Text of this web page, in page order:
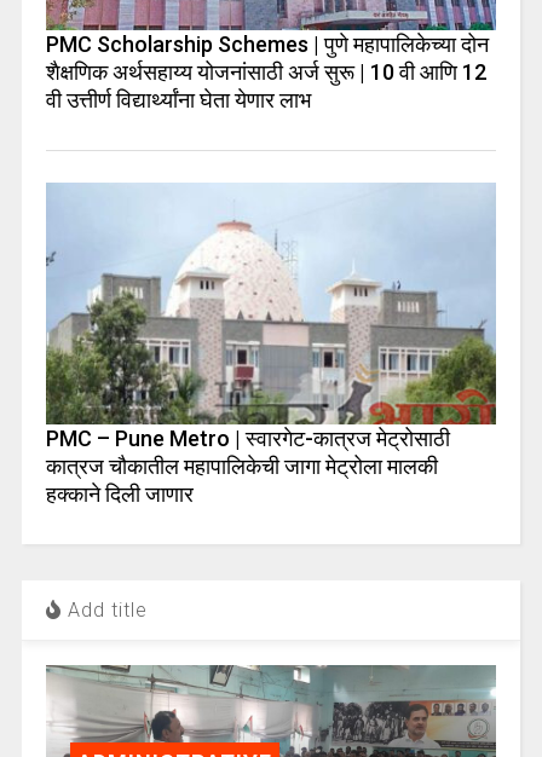
PMC Scholarship Schemes | पुणे महापालिकेच्या दोन
शैक्षणिक अर्थसहाय्य योजनांसाठी अर्ज सुरू | 10 वी आणि 12
वी उत्तीर्ण विद्यार्थ्यांना घेता येणार लाभ
PMC – Pune Metro | स्वारगेट-कात्रज मेट्रोसाठी
कात्रज चौकातील महापालिकेची जागा मेट्रोला मालकी
हक्काने दिली जाणार
Add title